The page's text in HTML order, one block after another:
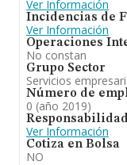
Ver Información
Incidencias de
Ver Información
Operaciones
No constan
Grupo Sector
Servicios
Número de
0 (año 2019)
Ver Información
Cotiza en Bolsa
NO